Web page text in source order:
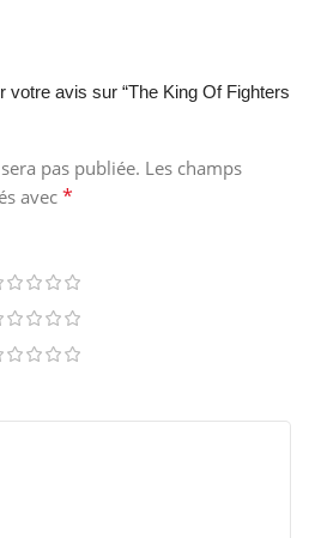
votre avis sur “The King Of Fighters
pas publiée. Les champs
avec *